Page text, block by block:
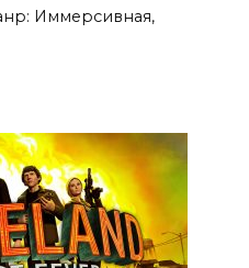
Иммерсивная,